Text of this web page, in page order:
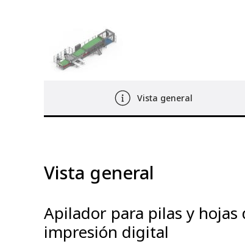
Vista general
Vista general
Apilador para pilas y
impresión digital